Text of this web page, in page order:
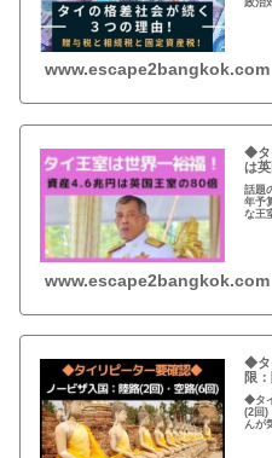
政治
www.escape2bangkok.com
◆タ
は
話題
年予
な王
www.escape2bangkok.com
◆タ
限
◆タ
(2回)
んが